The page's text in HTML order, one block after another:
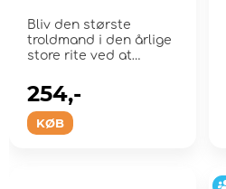
Bliv den største
troldmand i den årlige
store rite ved at
KØB
254,-